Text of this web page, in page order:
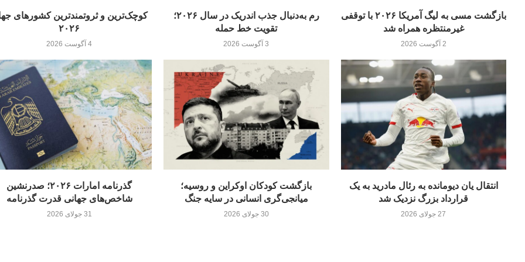
کوچک‌ترین و ثروتمندترین کشورهای
۲۰۲۶
4 آگوست 2026
رم به‌دنبال جذب اندریک در سال ۲۰۲۶؛
تقویت خط حمله
3 آگوست 2026
بازگشت مسی به لیگ آمریکا ۲۰۲۶ با توقفی
غیرمنتظره همراه شد
2 آگوست 2026
گذرنامه امارات ۲۰۲۶؛ صدرنشین
شاخص‌های جهانی قدرت گذرنامه
31 جولای 2026
بازگشت کودکان اوکراین و روسیه؛
میانجی‌گری انسانی در سایه جنگ
30 جولای 2026
انتقال یان دیومانده به رئال مادرید به یک
قرارداد بزرگ نزدیک شد
27 جولای 2026